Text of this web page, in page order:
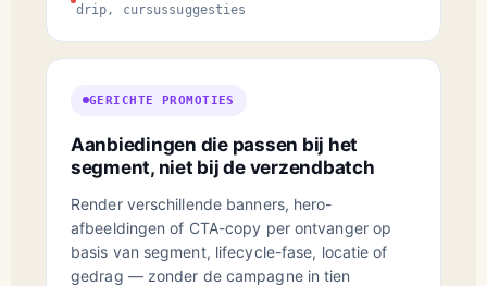
drip, cursussuggesties
GERICHTE PROMOTIES
Aanbiedingen die passen bij het
segment, niet bij de verzendbatch
Render verschillende banners, hero-
afbeeldingen of CTA-copy per ontvanger op
basis van segment, lifecycle-fase, locatie of
gedrag — zonder de campagne in tien